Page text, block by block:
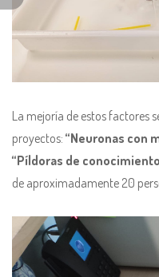
La mejoría de estos factores
proyectos: “Neuronas con
“Píldoras de
de aproximadamente 20